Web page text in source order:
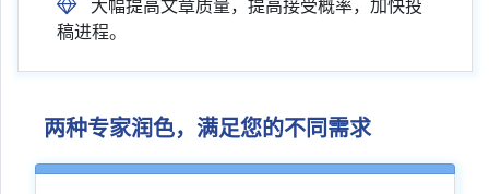
大幅提高文章质量，提高接受概率，加快投
稿进程。
两种专家润色，满足您的不同需求